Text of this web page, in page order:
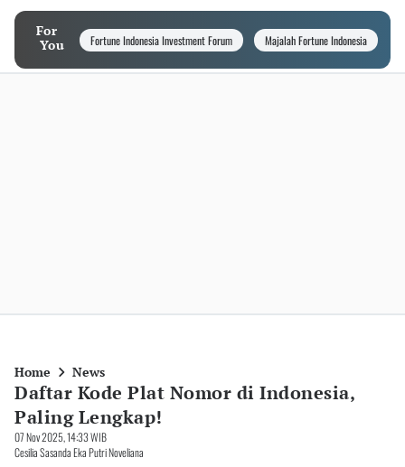
For
You
Fortune Indonesia Investment Forum Majalah Fortune Indonesia
Home News
Daftar Kode Plat Nomor di Indonesia,
Paling Lengkap!
07 Nov 2025, 14:33 WIB
Cesilia Sasanda Eka Putri Noveliana